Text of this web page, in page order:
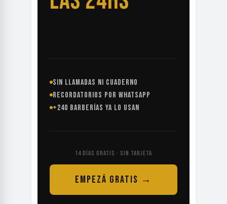
SIN LLAMADAS NI CUADERNO
RECORDATORIOS POR WHATSAPP
+240 BARBERÍAS YA LO USAN
14 DÍAS GRATIS · SIN TARJETA
EMPEZÁ GRATIS →